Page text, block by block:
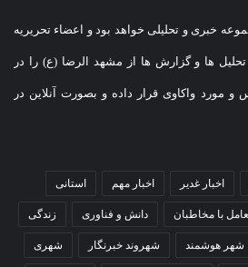
خبری و تحلیلی خواهد بود و اعضاء تحریریه
ها و گزارش ها از مشهد الرضا (ع) را در
و مورد واکاوی قرار داده و بصورت آنلاین در
اخبار غدیر اخبار مهم استانی
با مخاطبان دانش و فناوری زندگی
شهر هوشمند شهروند خبرنگار شهری